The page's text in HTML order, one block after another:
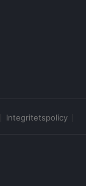
Integritetspolicy